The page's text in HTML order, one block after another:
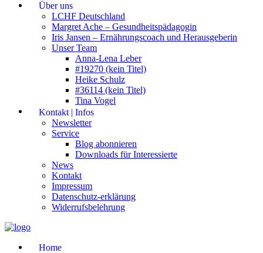
Über uns
LCHF Deutschland
Margret Ache – Gesundheitspädagogin
Iris Jansen – Ernährungscoach und Herausgeberin
Unser Team
Anna-Lena Leber
#19270 (kein Titel)
Heike Schulz
#36114 (kein Titel)
Tina Vogel
Kontakt | Infos
Newsletter
Service
Blog abonnieren
Downloads für Interessierte
News
Kontakt
Impressum
Datenschutz-erklärung
Widerrufsbelehrung
Home